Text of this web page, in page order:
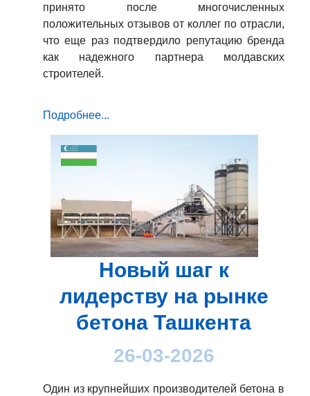
принято после многочисленных
положительных отзывов от коллег по отрасли,
что еще раз подтвердило репутацию бренда
как надежного партнера молдавских
строителей.
Подробнее...
Новый шаг к
лидерству на рынке
бетона Ташкента
26-03-2026
Один из крупнейших производителей бетона в